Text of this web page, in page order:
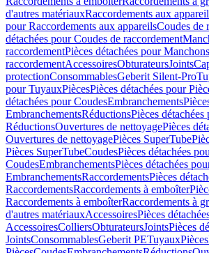
d'autres matériauxRaccordements aux
pour Raccordements aux appareilsCoudes de
détachées pour Coudes de raccordement
raccordementPièces détachées pour
raccordementAccessoiresObturateursJoints
protectionConsommablesGeberit Silent-Pro
pour TuyauxPiècesPièces détachées pour
détachées pour CoudesEmbranchements
EmbranchementsRéductionsPièces détachées
RéductionsOuvertures de nettoyagePièces
Ouvertures de nettoyagePièces SuperTube
Pièces SuperTubeCoudesPièces détachées
CoudesEmbranchementsPièces détachées
EmbranchementsRaccordementsPièces
RaccordementsRaccordements à emboîter
Raccordements à emboîterRaccordements à
d'autres matériauxAccessoiresPièces
AccessoiresColliersObturateursJointsPièces
JointsConsommablesGeberit PETuyauxPièces